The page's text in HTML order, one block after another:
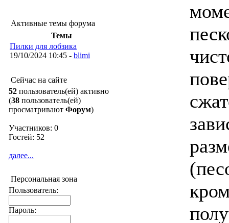
Активные темы форума
Темы
Пилки для лобзика
19/10/2024 10:45 - blimi
Сейчас на сайте
52 пользователь(ей) активно
(38 пользователь(ей)
просматривают Форум)
Участников: 0
Гостей: 52
далее...
Персональная зона
Пользователь:
Пароль: